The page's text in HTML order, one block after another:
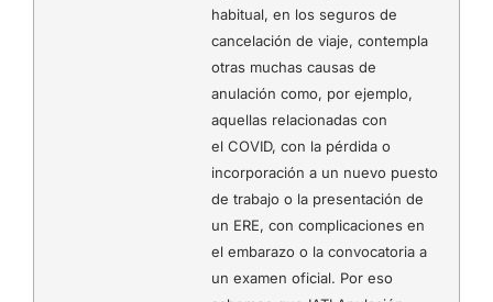
habitual, en los seguros de
cancelación de viaje, contempla
otras muchas causas de
anulación como, por ejemplo,
aquellas relacionadas con
el COVID, con la pérdida o
incorporación a un nuevo puesto
de trabajo o la presentación de
un ERE, con complicaciones en
el embarazo o la convocatoria a
un examen oficial. Por eso